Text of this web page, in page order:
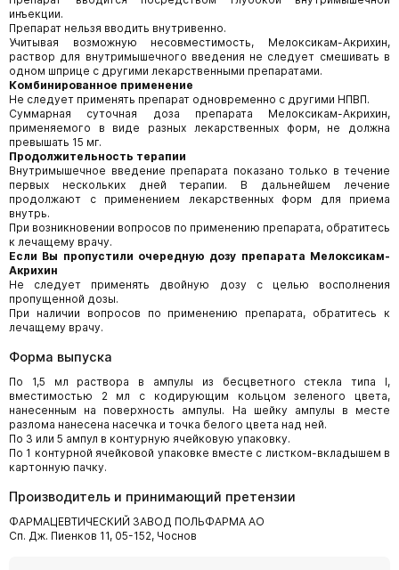
инъекции.
Препарат нельзя вводить внутривенно.
Учитывая возможную несовместимость, Мелоксикам-Акрихин,
раствор для внутримышечного введения не следует смешивать в
одном шприце с другими лекарственными препаратами.
Комбинированное применение
Не следует применять препарат одновременно с другими НПВП.
Суммарная суточная доза препарата Мелоксикам-Акрихин,
применяемого в виде разных лекарственных форм, не должна
превышать 15 мг.
Продолжительность терапии
Внутримышечное введение препарата показано только в течение
первых нескольких дней терапии. В дальнейшем лечение
продолжают с применением лекарственных форм для приема
внутрь.
При возникновении вопросов по применению препарата, обратитесь
к лечащему врачу.
Если Вы пропустили очередную дозу препарата Мелоксикам-
Акрихин
Не следует применять двойную дозу с целью восполнения
пропущенной дозы.
При наличии вопросов по применению препарата, обратитесь к
лечащему врачу.
Форма выпуска
По 1,5 мл раствора в ампулы из бесцветного стекла типа I,
вместимостью 2 мл с кодирующим кольцом зеленого цвета,
нанесенным на поверхность ампулы. На шейку ампулы в месте
разлома нанесена насечка и точка белого цвета над ней.
По 3 или 5 ампул в контурную ячейковую упаковку.
По 1 контурной ячейковой упаковке вместе с листком-вкладышем в
картонную пачку.
Производитель и принимающий претензии
ФАРМАЦЕВТИЧЕСКИЙ ЗАВОД ПОЛЬФАРМА АО
Сп. Дж. Пиенков 11, 05-152, Чоснов